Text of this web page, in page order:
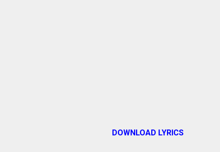
DOWNLOAD LYRICS